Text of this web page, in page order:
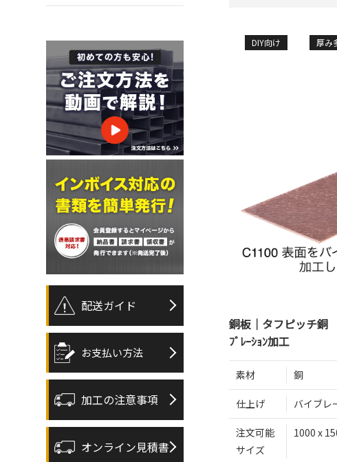
DIY向け 厚み
銅板｜タフピッチ
ﾌﾞﾚｰｼｮﾝ加工
素材 銅
仕上げ バイブレ
注文可能
サイズ
1000 x
配送ガイド
お支払い方法
加工の注意事項
オンライン見積書